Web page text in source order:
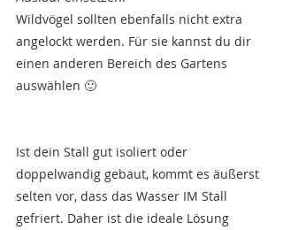
Wildvögel sollten ebenfalls nicht extra
angelockt werden. Für sie kannst du dir
einen anderen Bereich des Gartens
auswählen 🙂
Ist dein Stall gut isoliert oder
doppelwandig gebaut, kommt es äußerst
selten vor, dass das Wasser IM Stall
gefriert. Daher ist die ideale Lösung